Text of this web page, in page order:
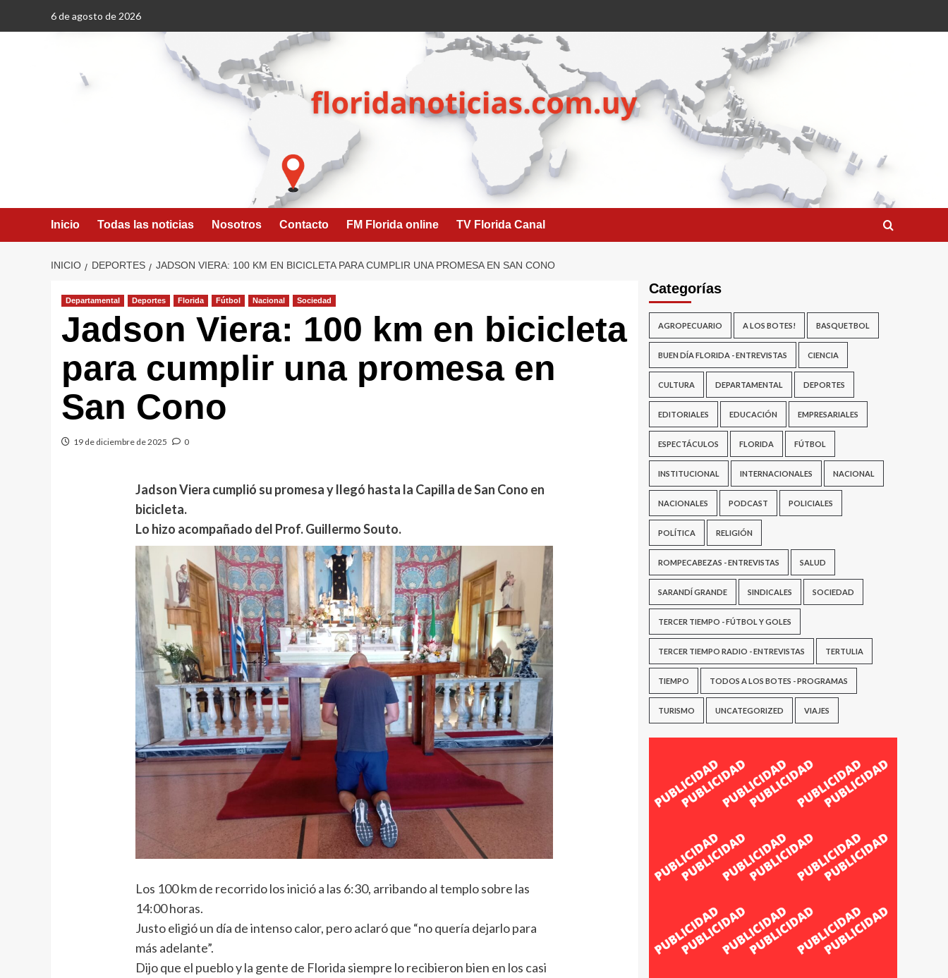
6 de agosto de 2026
Inicio Todas las noticias Nosotros Contacto FM Florida online TV Florida Canal
INICIO DEPORTES JADSON VIERA: 100 KM EN BICICLETA PARA CUMPLIR UNA PROMESA EN SAN CONO
Departamental Deportes Florida Fútbol Nacional Sociedad
Jadson Viera: 100 km en bicicleta
para cumplir una promesa en
San Cono
19 de diciembre de 2025 0
Jadson Viera cumplió su promesa y llegó hasta la Capilla de San Cono en
bicicleta.
Lo hizo acompañado del Prof. Guillermo Souto.
Los 100 km de recorrido los inició a las 6:30, arribando al templo sobre las
14:00 horas.
Justo eligió un día de intenso calor, pero aclaró que “no quería dejarlo para
más adelante”.
Dijo que el pueblo y la gente de Florida siempre lo recibieron bien en los casi
Categorías
AGROPECUARIO A LOS BOTES! BASQUETBOL
BUEN DÍA FLORIDA - ENTREVISTAS CIENCIA
CULTURA DEPARTAMENTAL DEPORTES
EDITORIALES EDUCACIÓN EMPRESARIALES
ESPECTÁCULOS FLORIDA FÚTBOL
INSTITUCIONAL INTERNACIONALES NACIONAL
NACIONALES PODCAST POLICIALES
POLÍTICA RELIGIÓN
ROMPECABEZAS - ENTREVISTAS SALUD
SARANDÍ GRANDE SINDICALES SOCIEDAD
TERCER TIEMPO - FÚTBOL Y GOLES
TERCER TIEMPO RADIO - ENTREVISTAS TERTULIA
TIEMPO TODOS A LOS BOTES - PROGRAMAS
TURISMO UNCATEGORIZED VIAJES